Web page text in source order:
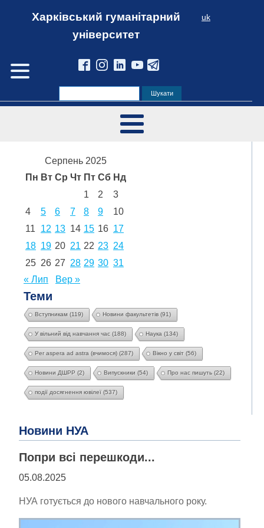
Харківський гуманітарний
університет
uk
Серпень 2025
Пн Вт Ср Чт Пт Сб Нд
1
2
3
4
5 6 7 8 9
10
11
12 13 14 15 16 17
18 19 20 21 22 23 24
25 26 27 28 29 30 31
« Лип
Вер »
Теми
Вступникам (119) Новини факультетів (91)
У вільний від навчання час (188) Наука (134)
Per aspera ad astra (вчимося) (287) Вікно у світ (56)
Новини ДШРР (2) Випускники (54) Про нас пишуть (22)
події досягнення ювілеї (537)
Новини НУА
Попри всі перешкоди...
05.08.2025
НУА готується до нового навчального року.